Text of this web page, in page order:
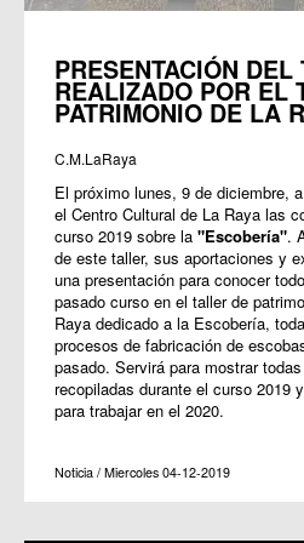
PRESENTACIÓN
REALIZADO POR EL
PATRIMONIO DE LA
C.M.LaRaya
El próximo lunes, 9 de diciembre,
el Centro Cultural de La Raya las
curso 2019 sobre la "Escobería".
de este taller, sus aportaciones y
una presentación para conocer
pasado curso en el taller de
Raya dedicado a la Escobería,
procesos de fabricación de
pasado. Servirá para mostrar
recopiladas durante el curso 2019
para trabajar en el 2020.
Noticia / Miercoles 04-12-2019